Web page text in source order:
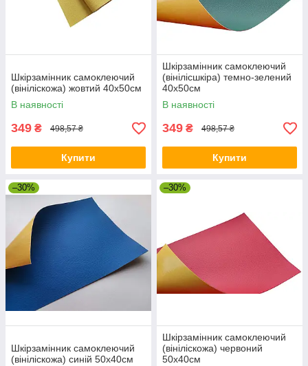
Шкірзамінник самоклеючий
(вініліскожа) жовтий 40х50см
В наявності
349 ₴ 498,57 ₴
Купити
Шкірзамінник самоклеючий
(вінілісшкіра) темно-зелений
40х50см
В наявності
349 ₴ 498,57 ₴
Купити
–30%
Шкірзамінник самоклеючий
(вініліскожа) синій 50х40см
–30%
Шкірзамінник самоклеючий
(вініліскожа) червоний
50х40см